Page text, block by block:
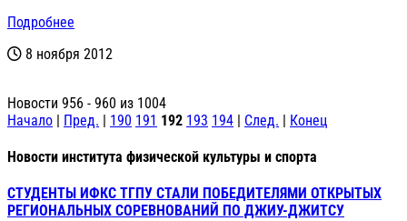
Подробнее
8 ноября 2012
Новости 956 - 960 из 1004
Начало | Пред. | 190 191 192 193 194 | След. | Конец
Новости института физической культуры и спорта
СТУДЕНТЫ ИФКС ТГПУ СТАЛИ ПОБЕДИТЕЛЯМИ ОТКРЫТЫХ
РЕГИОНАЛЬНЫХ СОРЕВНОВАНИЙ ПО ДЖИУ-ДЖИТСУ